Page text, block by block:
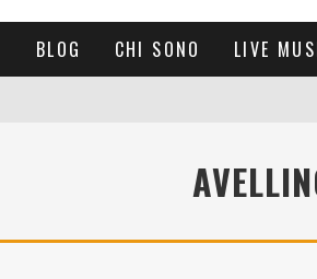
BLOG CHI SONO LIVE